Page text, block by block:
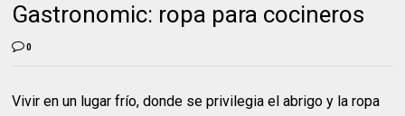
Gastronomic: ropa para cocineros
0
Vivir en un lugar frío, donde se privilegia el abrigo y la ropa